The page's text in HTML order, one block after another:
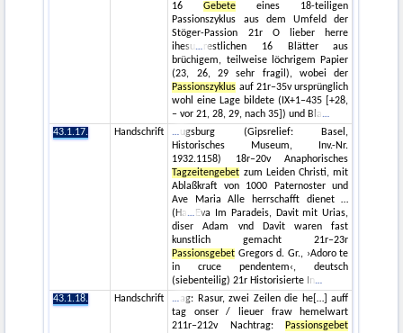
16Gebete eines 18-teiligen
Passionszyklus aus dem Umfeld der
Stöger-Passion 21r O lieber herre
ihesu
restlichen 16 Blätter aus
brüchigem, teilweise löchrigem Papier
(23, 26, 29 sehr fragil), wobei der
Passionszyklus auf 21r–35v ursprünglich
wohl eine Lage bildete (IX+1–435 [+28,
– vor 21, 28, 29, nach 35]) und Bla
43.1.17.
Handschrift
ugsburg (Gipsrelief: Basel,
Historisches Museum, Inv.-Nr.
1932.1158) 18r–20v Anaphorisches
Tagzeitengebet zum Leiden Christi, mit
Ablaßkraft von 1000 Paternoster und
Ave Maria Alle herrschafft dienet …
(Ha
Eva Im Paradeis, Davit mit Urias,
diser Adam vnd Davit waren fast
kunstlich gemacht 21r–23r
Passionsgebet Gregors d. Gr., ›Adoro te
in cruce pendentem‹, deutsch
(siebenteilig) 21r Historisierte In
43.1.18.
Handschrift
ag: Rasur, zwei Zeilen die he[…] auff
tag onser / lieuer fraw hemelwart
211r–212v Nachtrag:
Passionsgebet